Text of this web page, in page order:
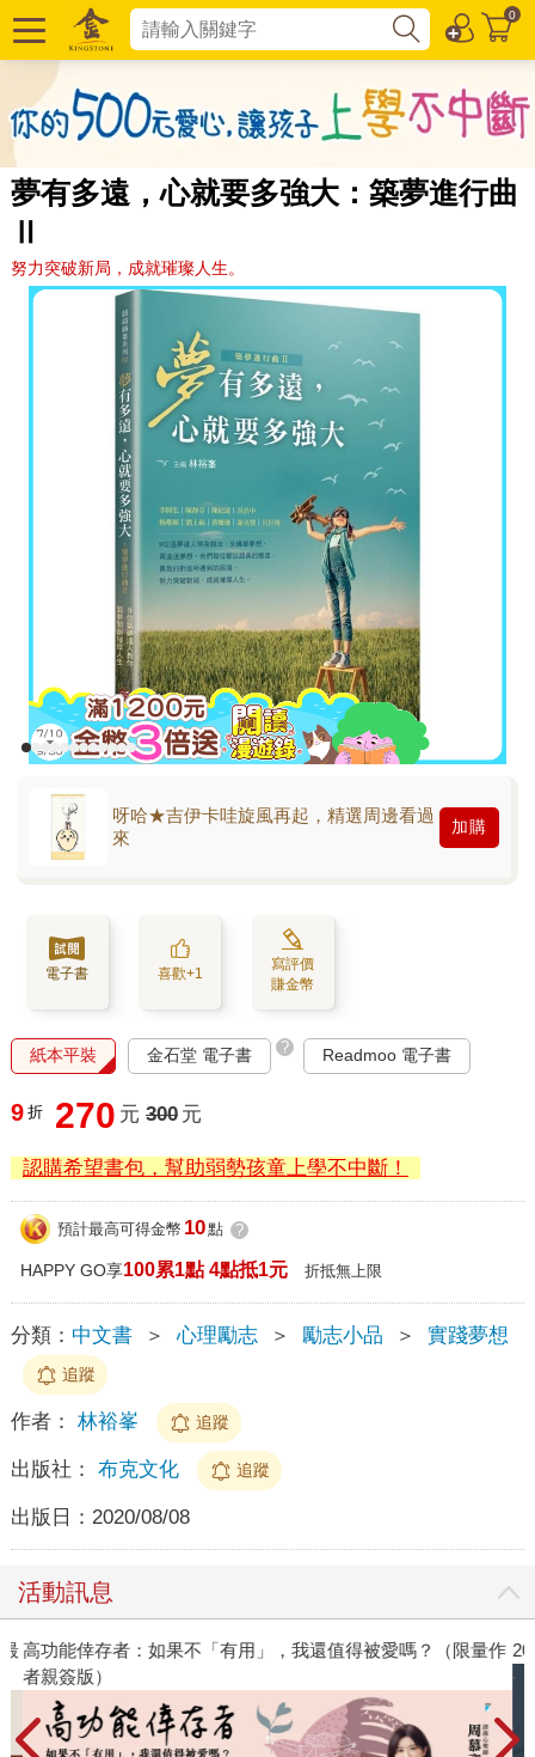
0
夢有多遠，心就要多強大：築夢進行曲
Ⅱ
努力突破新局，成就璀璨人生。
呀哈★吉伊卡哇旋風再起，精選周邊看過
來
加購
電子書 喜歡+1
寫評價
賺金幣
紙本平裝 金石堂 電子書 ? Readmoo 電子書
9 折 270 元 300 元
認購希望書包，幫助弱勢孩童上學不中斷！
預計最高可得金幣 10點 ?
HAPPY GO享100累1點 4點抵1元 折抵無上限
分類： 中文書 ＞ 心理勵志 ＞ 勵志小品 ＞ 實踐夢想
追蹤
作者： 林裕峯 追蹤
出版社： 布克文化 追蹤
出版日： 2020/08/08
活動訊息
高功能倖存者：如果不「有用」，我還值得被愛嗎？（限量作
者親簽版）